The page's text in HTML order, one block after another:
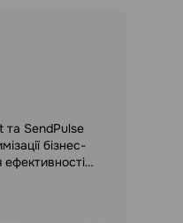
та SendPulse
бізнес-
ефективності